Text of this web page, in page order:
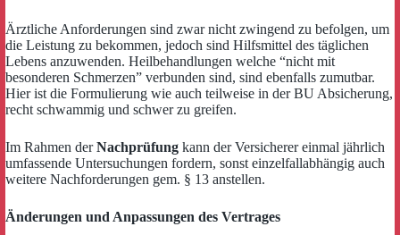
Ärztliche Anforderungen sind zwar nicht zwingend zu befolgen, um
die Leistung zu bekommen, jedoch sind Hilfsmittel des täglichen
Lebens anzuwenden. Heilbehandlungen welche “nicht mit
besonderen Schmerzen” verbunden sind, sind ebenfalls zumutbar.
Hier ist die Formulierung wie auch teilweise in der BU Absicherung,
recht schwammig und schwer zu greifen.
Im Rahmen derNachprüfung kann der Versicherer einmal jährlich
umfassende Untersuchungen fordern, sonst einzelfallabhängig auch
weitere Nachforderungen gem. § 13 anstellen.
Änderungen und Anpassungen des Vertrages